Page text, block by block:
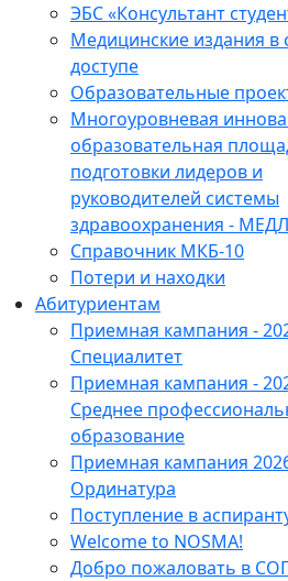
ЭБС «Консультант
Медицинские издания в
доступе
Образовательные
Многоуровневая
образовательная
подготовки лидеров и
руководителей системы
здравоохранения -
Справочник МКБ-10
Потери и находки
Абитуриентам
Приемная кампания -
Специалитет
Приемная кампания -
Среднее
образование
Приемная кампания
Ординатура
Поступление в
Welcome to NOSMA!
Добро пожаловать в